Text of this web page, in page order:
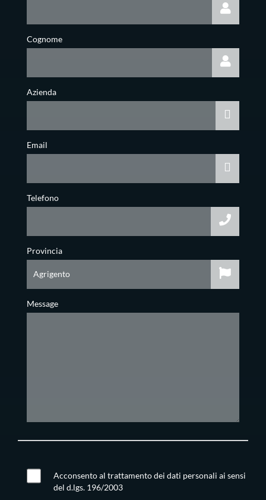
Cognome
Azienda
Email
Telefono
Provincia
Message
Acconsento al trattamento dei dati personali ai sensi
del d.lgs. 196/2003